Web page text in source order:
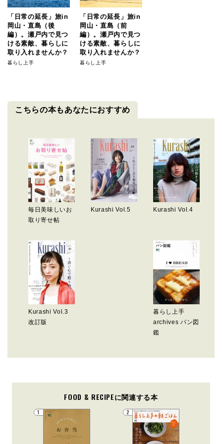
「日常の延長」旅in
岡山・直島（後
編）。瀬戸内で見つ
ける素敵、暮らしに
取り入れませんか？
暮らし上手
「日常の延長」旅in
岡山・直島（前
編）。瀬戸内で見つ
ける素敵、暮らしに
取り入れませんか？
暮らし上手
こちらの本もあなたにおすすめ
毎日美味しいお
取り寄せ帖
Kurashi Vol.5 Kurashi Vol.4
Kurashi Vol.3
改訂版
暮らし上手
archives パン図
鑑
FOOD & RECIPEに関連する本
1 2